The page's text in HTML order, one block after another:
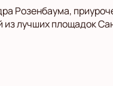
Розенбаума,
лучших площадок